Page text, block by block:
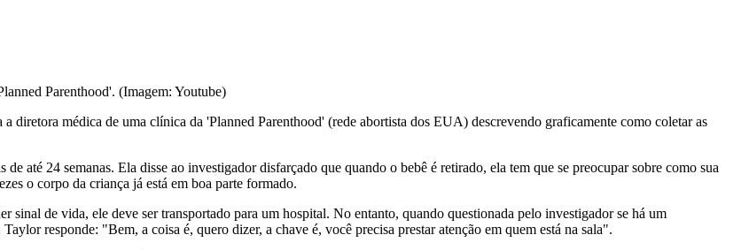
Parenthood'. (Imagem: Youtube)
médica de uma clínica da 'Planned Parenthood' (rede abortista dos EUA) descrevendo graficamente como coletar as
​​até 24 semanas. Ela disse ao investigador disfarçado que quando o bebê é retirado, ela tem que se preocupar sobre como sua
o corpo da criança já está em boa parte formado.
de vida, ele deve ser transportado para um hospital. No entanto, quando questionada pelo investigador se há um
responde: "Bem, a coisa é, quero dizer, a chave é, você precisa prestar atenção em quem está na sala".